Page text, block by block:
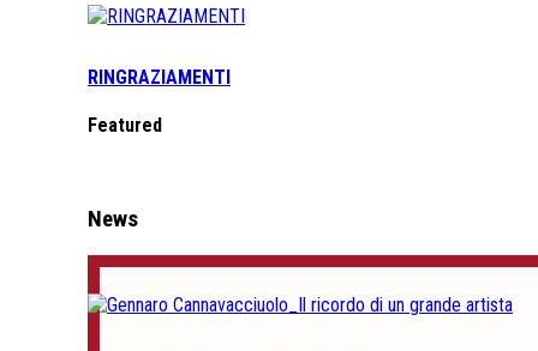
RINGRAZIAMENTI
Featured
News